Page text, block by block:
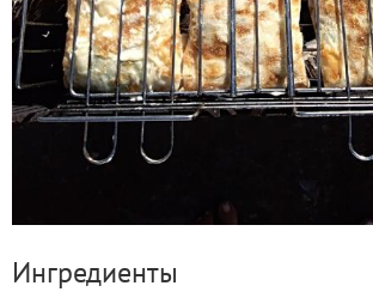
Ингредиенты